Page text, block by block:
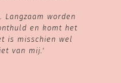
worden
en komt het
is misschien wel
van mij.'